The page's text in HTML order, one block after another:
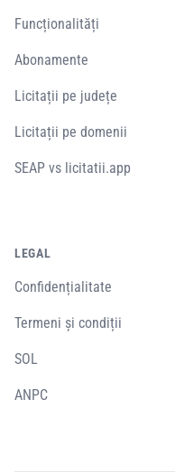
Funcționalități
Abonamente
Licitații pe județe
Licitații pe domenii
SEAP vs licitatii.app
LEGAL
Confidențialitate
Termeni și condiții
SOL
ANPC